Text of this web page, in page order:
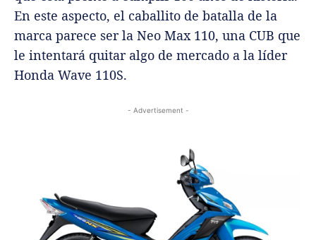
En este aspecto, el caballito de batalla de la
marca parece ser la Neo Max 110, una CUB que
le intentará quitar algo de mercado a la líder
Honda Wave 110S.
- Advertisement -